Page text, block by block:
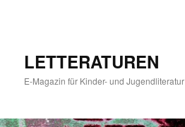
LETTERATUREN
E-Magazin für Kinder- und Jugendliteratur